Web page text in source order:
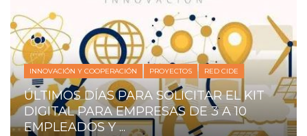
INNOVACIÓN Y COOPERACIÓN PROYECTOS RED CIDE
ÚLTIMOS DÍAS PARA SOLICITAR EL KIT
DIGITAL PARA EMPRESAS DE 3 A 10
EMPLEADOS Y ...